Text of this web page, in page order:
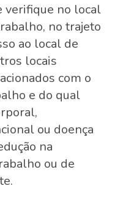
verifique no local
no trajeto
ao local de
locais
com o
e do qual
ou doença
na
ou de